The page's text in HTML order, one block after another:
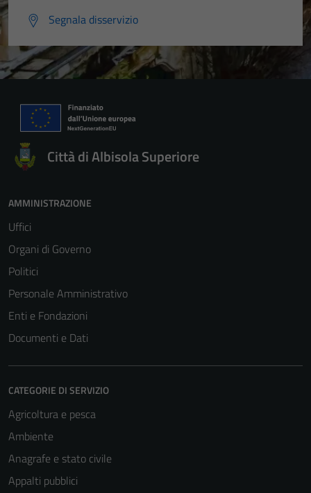
Segnala disservizio
Città di Albisola Superiore
AMMINISTRAZIONE
Uffici
Organi di Governo
Politici
Personale Amministrativo
Enti e Fondazioni
Documenti e Dati
CATEGORIE DI SERVIZIO
Agricoltura e pesca
Ambiente
Anagrafe e stato civile
Appalti pubblici